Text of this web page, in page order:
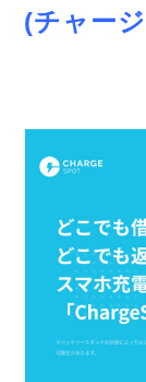
(チャー